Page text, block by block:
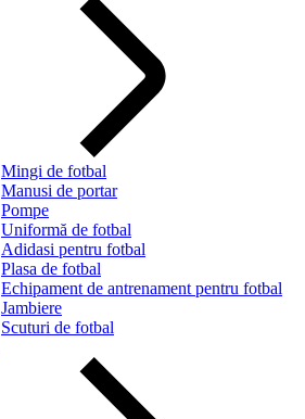
Mingi de fotbal
Manusi de portar
Pompe
Uniformă de fotbal
Adidasi pentru fotbal
Plasa de fotbal
Echipament de antrenament pentru fotbal
Jambiere
Scuturi de fotbal